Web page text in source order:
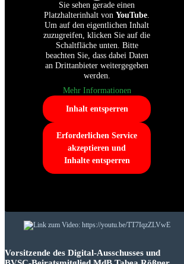
Sie sehen gerade einen
Platzhalterinhalt von YouTube.
Um auf den eigentlichen Inhalt
zuzugreifen, klicken Sie auf die
Schaltfläche unten. Bitte
beachten Sie, dass dabei Daten
an Drittanbieter weitergegeben
werden.
Mehr Informationen
Inhalt entsperren
Erforderlichen Service
akzeptieren und
Inhalte entsperren
Vorsitzende des Digital-Ausschusses und